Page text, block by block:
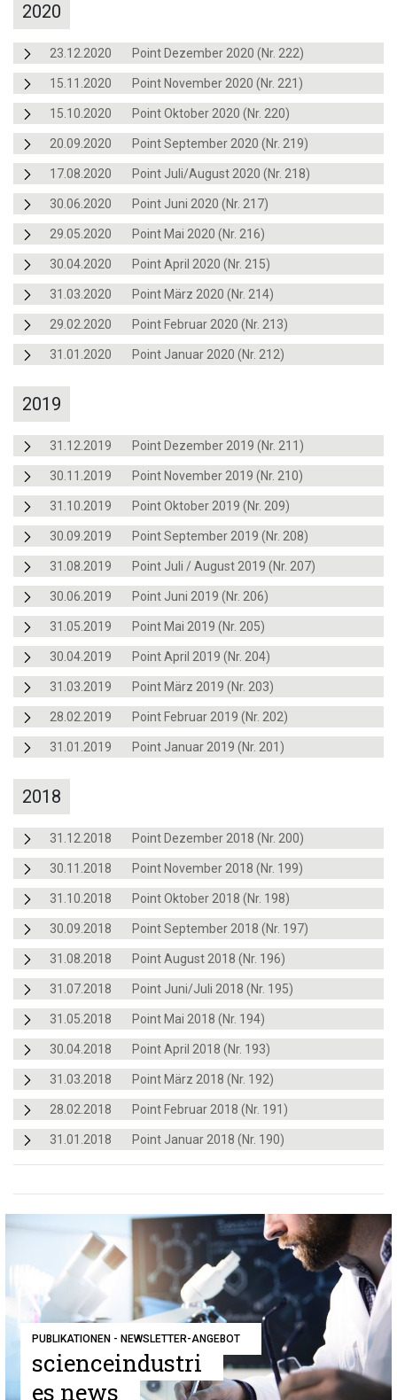
2020
23.12.2020 Point Dezember 2020 (Nr. 222)
15.11.2020 Point November 2020 (Nr. 221)
15.10.2020 Point Oktober 2020 (Nr. 220)
20.09.2020 Point September 2020 (Nr. 219)
17.08.2020 Point Juli/August 2020 (Nr. 218)
30.06.2020 Point Juni 2020 (Nr. 217)
29.05.2020 Point Mai 2020 (Nr. 216)
30.04.2020 Point April 2020 (Nr. 215)
31.03.2020 Point März 2020 (Nr. 214)
29.02.2020 Point Februar 2020 (Nr. 213)
31.01.2020 Point Januar 2020 (Nr. 212)
2019
31.12.2019 Point Dezember 2019 (Nr. 211)
30.11.2019 Point November 2019 (Nr. 210)
31.10.2019 Point Oktober 2019 (Nr. 209)
30.09.2019 Point September 2019 (Nr. 208)
31.08.2019 Point Juli / August 2019 (Nr. 207)
30.06.2019 Point Juni 2019 (Nr. 206)
31.05.2019 Point Mai 2019 (Nr. 205)
30.04.2019 Point April 2019 (Nr. 204)
31.03.2019 Point März 2019 (Nr. 203)
28.02.2019 Point Februar 2019 (Nr. 202)
31.01.2019 Point Januar 2019 (Nr. 201)
2018
31.12.2018 Point Dezember 2018 (Nr. 200)
30.11.2018 Point November 2018 (Nr. 199)
31.10.2018 Point Oktober 2018 (Nr. 198)
30.09.2018 Point September 2018 (Nr. 197)
31.08.2018 Point August 2018 (Nr. 196)
31.07.2018 Point Juni/Juli 2018 (Nr. 195)
31.05.2018 Point Mai 2018 (Nr. 194)
30.04.2018 Point April 2018 (Nr. 193)
31.03.2018 Point März 2018 (Nr. 192)
28.02.2018 Point Februar 2018 (Nr. 191)
31.01.2018 Point Januar 2018 (Nr. 190)
PUBLIKATIONEN - NEWSLETTER-ANGEBOT
scienceindustri
es news